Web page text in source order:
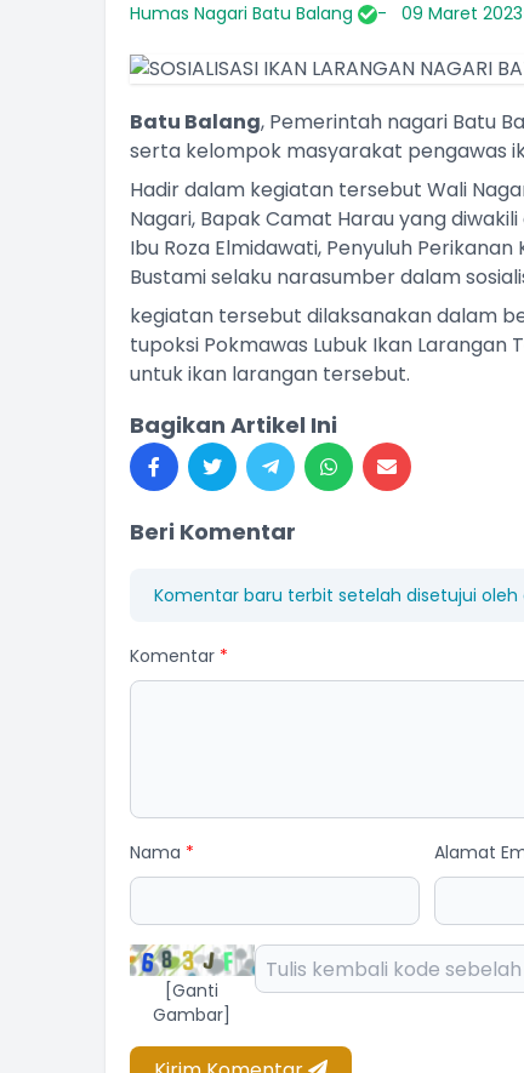
Humas Nagari Batu Balang 09 Maret 2023
Batu Balang, Pemerintah nagari Batu
serta kelompok masyarakat pengawas
Hadir dalam kegiatan tersebut Wali
Nagari, Bapak Camat Harau yang
Ibu Roza Elmidawati, Penyuluh
Bustami selaku narasumber dalam
kegiatan tersebut dilaksanakan dalam
tupoksi Pokmawas Lubuk Ikan Larangan
untuk ikan larangan tersebut.
Bagikan Artikel Ini
Beri Komentar
Komentar baru terbit setelah disetujui oleh
Komentar *
Nama * Alamat
[Ganti
Gambar]